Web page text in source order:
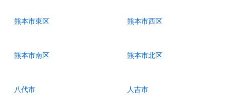
熊本市東区 熊本市西区
熊本市南区 熊本市北区
八代市 人吉市